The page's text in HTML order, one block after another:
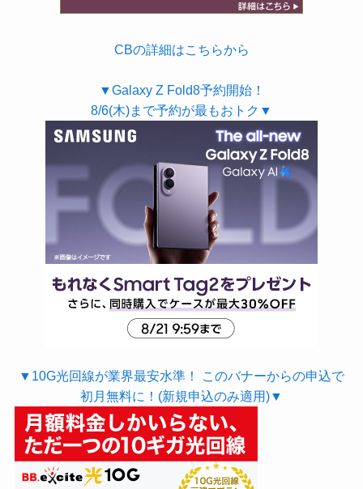
CBの詳細はこちらから
▼Galaxy Z Fold8予約開始！
8/6(木)まで予約が最もおトク▼
▼10G光回線が業界最安水準！ このバナーからの申込で
初月無料に！(新規申込のみ適用)▼